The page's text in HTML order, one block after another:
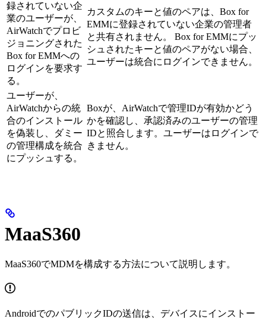
録されていない企
業のユーザーが、
AirWatchでプロビ
ジョニングされた
Box for EMMへの
ログインを要求す
る。
カスタムのキーと値のペアは、Box for
EMMに登録されていない企業の管理者
と共有されません。 Box for EMMにプッ
シュされたキーと値のペアがない場合、
ユーザーは統合にログインできません。
ユーザーが、
AirWatchからの統
合のインストール
を偽装し、ダミー
の管理構成を統合
にプッシュする。
Boxが、AirWatchで管理IDが有効かどう
かを確認し、承認済みのユーザーの管理
IDと照合します。ユーザーはログインで
きません。
MaaS360
MaaS360でMDMを構成する方法について説明します。
AndroidでのパブリックIDの送信は、デバイスにインストー